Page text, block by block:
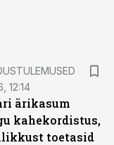
12:14
ärikasum
kahekordistus,
toetasid